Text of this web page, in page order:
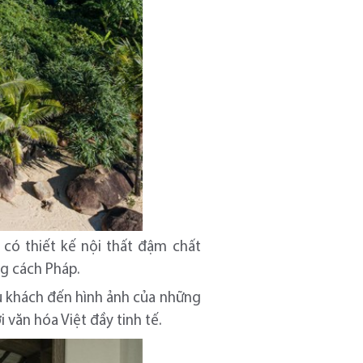
có thiết kế nội thất đậm chất
cách Pháp.
đến hình ảnh của những
hóa Việt đầy tinh tế.